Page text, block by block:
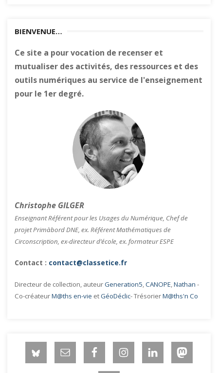
BIENVENUE…
Ce site a pour vocation de recenser et
mutualiser des activités, des ressources et des
outils numériques au service de l'enseignement
pour le 1er degré.
Christophe GILGER
Enseignant Référent pour les Usages du Numérique, Chef de
projet Primàbord DNE, ex. Référent Mathématiques de
Circonscription, ex-directeur d’école, ex. formateur ESPE
Contact : contact@classetice.fr
Directeur de collection, auteurGeneration5,CANOPE,Nathan -
Co-créateurM@ths en-vie etGéoDéclic- TrésorierM@ths'n Co